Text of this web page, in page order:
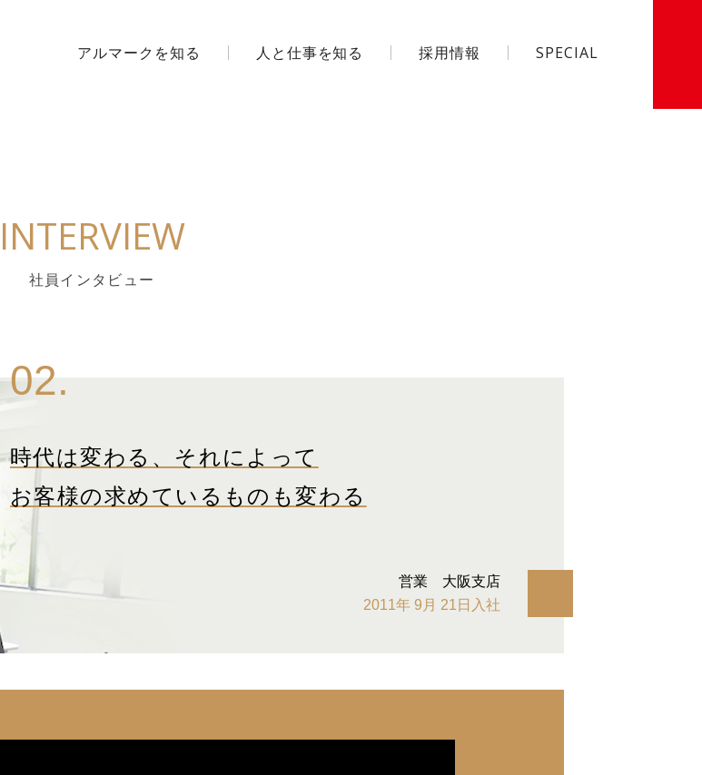
アルマークを知る 人と仕事を知る 採用情報 SPECIAL
INTERVIEW
社員インタビュー
02.
時代は変わる、それによって
お客様の求めているものも変わる
営業 大阪支店
2011年 9月 21日入社